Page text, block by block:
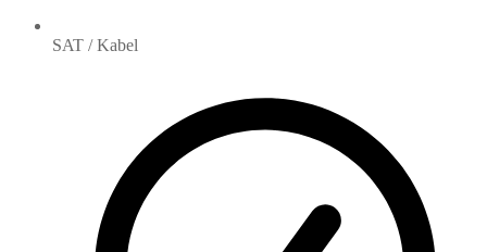
SAT / Kabel